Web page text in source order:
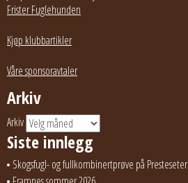
Frister Fuglehunden
Kjøp klubbartikler
Våre sponsoravtaler
Arkiv
Arkiv
Siste innlegg
Skogsfugl- og fullkombinertprøve på Presteseter